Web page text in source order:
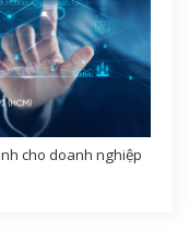
cho doanh nghiệp